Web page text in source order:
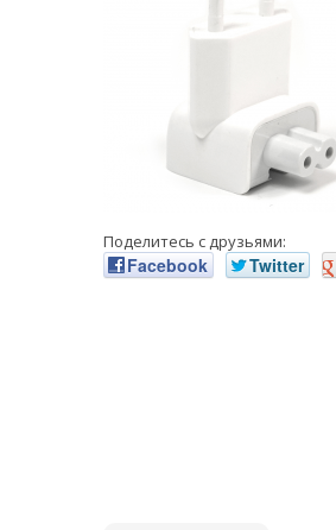
Поделитесь с друзьями:
Facebook Twitter